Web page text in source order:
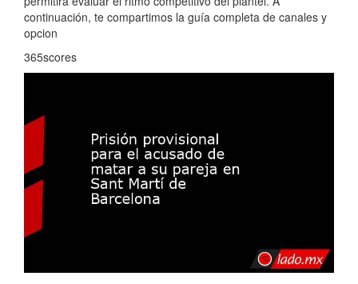
continuación, te compartimos la guía completa de canales y
opcion
365scores